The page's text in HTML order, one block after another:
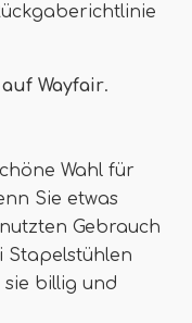
Wayfair.
Wahl für
Sie etwas
Gebrauch
Stapelstühlen
sie billig und